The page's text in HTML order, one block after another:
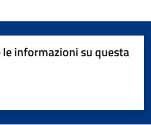
informazioni su questa
su 5
su 5
5